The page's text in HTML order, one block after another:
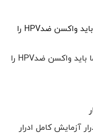
چرا دختران ۹ تا ۱۴ ساله باید واکسن ضدHPV را
دختران ۹ تا ۱۴ ساله حتما باید واکسن ضدHPV را
آزمایش کامل ادرار